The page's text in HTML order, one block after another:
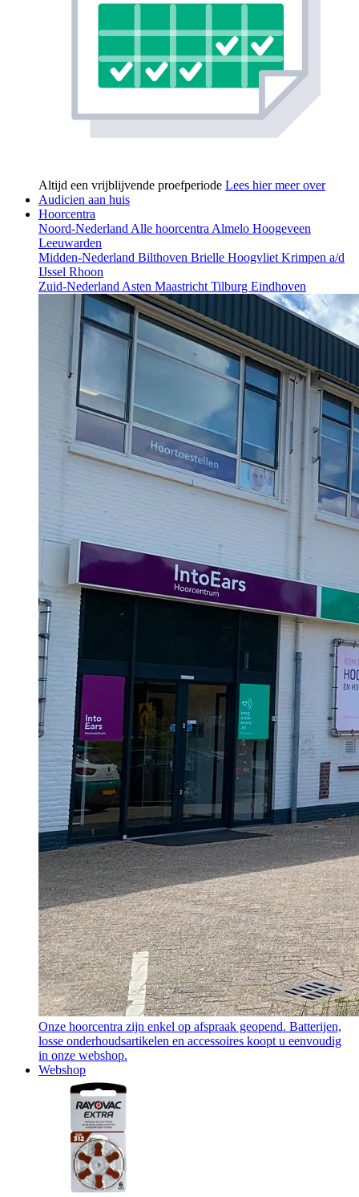
Altijd een vrijblijvende proefperiode Lees hier meer over
Audicien aan huis
Hoorcentra
Noord-NederlandAlle hoorcentraAlmelo Hoogeveen
Leeuwarden
Midden-Nederland Bilthoven Brielle HoogvlietKrimpen a/d
IJssel Rhoon
Zuid-NederlandAsten MaastrichtTilburg Eindhoven
Onze hoorcentra zijn enkel op afspraak geopend. Batterijen,
losse onderhoudsartikelen en accessoires koopt u eenvoudig
in onze webshop.
Webshop